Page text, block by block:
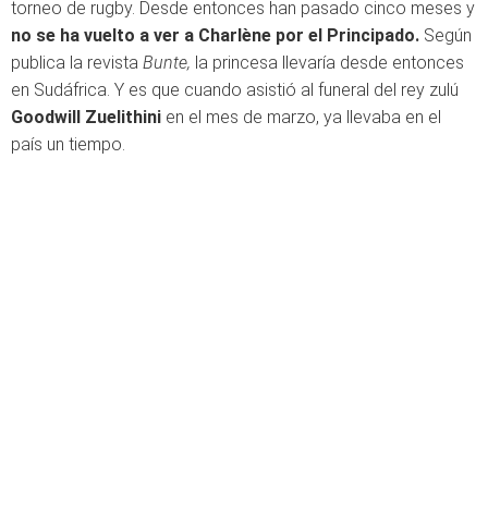
torneo de rugby. Desde entonces han pasado cinco meses y
no se ha vuelto a ver a Charlène por el Principado. Según
publica la revista Bunte, la princesa llevaría desde entonces
en Sudáfrica. Y es que cuando asistió al funeral del rey zulú
Goodwill Zuelithini en el mes de marzo, ya llevaba en el
país un tiempo.